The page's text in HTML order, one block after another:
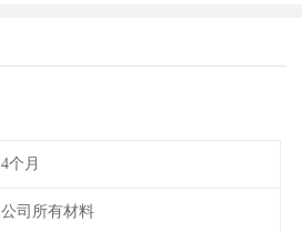
4个月
公司所有材料